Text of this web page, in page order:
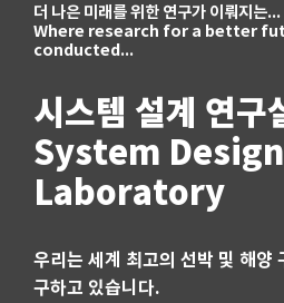
더 나은 미래를 위한 연구가 이뤄지는...
Where research for a better
conducted...
시스템 설계 연구
System Design
Laboratory
우리는 세계 최고의 선박 및 해양
구하고 있습니다.